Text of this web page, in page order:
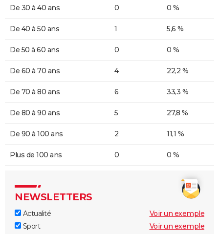
De 30 à 40 ans 0 0 %
De 40 à 50 ans 1 5,6 %
De 50 à 60 ans 0 0 %
De 60 à 70 ans 4 22,2 %
De 70 à 80 ans 6 33,3 %
De 80 à 90 ans 5 27,8 %
De 90 à 100 ans 2 11,1 %
Plus de 100 ans 0 0 %
NEWSLETTERS
Actualité
Voir un exemple
Sport
Voir un exemple